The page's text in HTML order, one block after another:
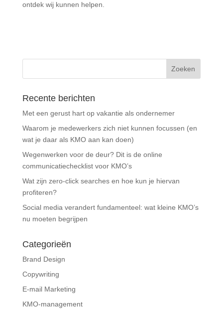
ontdek wij kunnen helpen.
Recente berichten
Met een gerust hart op vakantie als ondernemer
Waarom je medewerkers zich niet kunnen focussen (en
wat je daar als KMO aan kan doen)
Wegenwerken voor de deur? Dit is de online
communicatiechecklist voor KMO’s
Wat zijn zero-click searches en hoe kun je hiervan
profiteren?
Social media verandert fundamenteel: wat kleine KMO’s
nu moeten begrijpen
Categorieën
Brand Design
Copywriting
E-mail Marketing
KMO-management